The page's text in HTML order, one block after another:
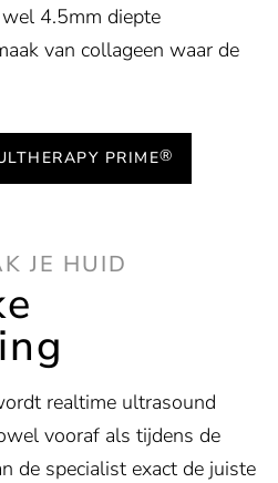
4.5mm diepte
van collageen waar de
PRIME®
JE HUID
realtime ultrasound
vooraf als tijdens de
de specialist exact de juiste